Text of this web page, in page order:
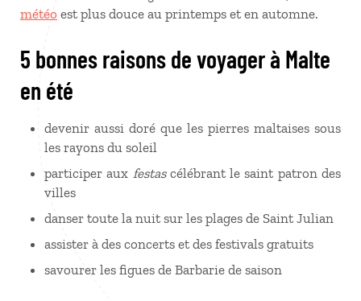
météo est plus douce au printemps et en automne.
5 bonnes raisons de voyager à Malte
en été
devenir aussi doré que les pierres maltaises sous
les rayons du soleil
participer aux festascélébrant le saint patron des
villes
danser toute la nuit sur les plages de Saint Julian
assister à des concerts et des festivals gratuits
savourer les figues de Barbarie de saison